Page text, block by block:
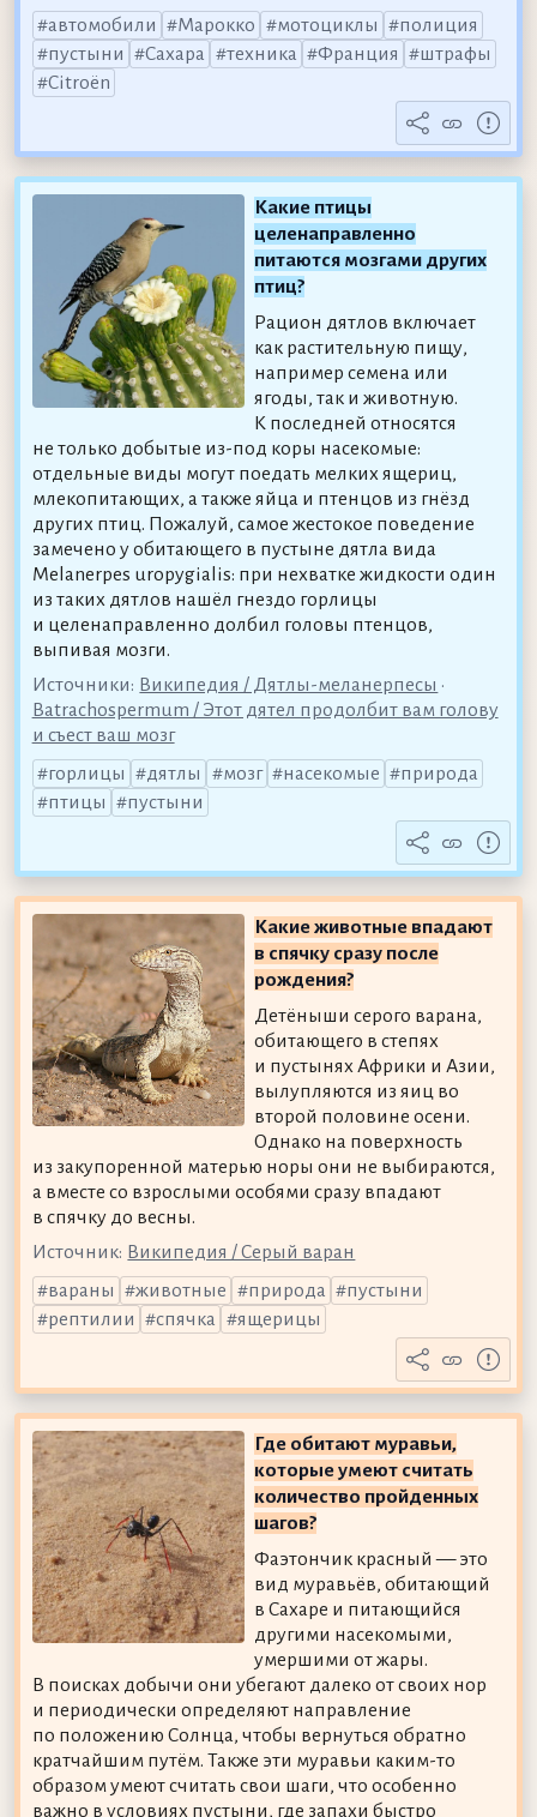
автомобили
Марокко мотоциклы
полиция
пустыни
Сахара техника Франция
штрафы
Citroën
Какие птицы
целенаправленно
питаются мозгами других
птиц?
Рацион дятлов включает
как растительную пищу,
например семена или
ягоды, так и животную.
К последней относятся
не только добытые из-под коры насекомые:
отдельные виды могут поедать мелких ящериц,
млекопитающих, а также яйца и птенцов из гнёзд
других птиц. Пожалуй, самое жестокое поведение
замечено у обитающего в пустыне дятла вида
Melanerpes uropygialis: при нехватке жидкости один
из таких дятлов нашёл гнездо горлицы
и целенаправленно долбил головы птенцов,
выпивая мозги.
Источники: Википедия / Дятлы-меланерпесы •
Batrachospermum / Этот дятел продолбит вам голову
и съест ваш мозг
горлицы
дятлы мозг насекомые
природа
птицы
пустыни
Какие животные впадают
в спячку сразу после
рождения?
Детёныши серого варана,
обитающего в степях
и пустынях Африки и Азии,
вылупляются из яиц во
второй половине осени.
Однако на поверхность
из закупоренной матерью норы они не выбираются,
а вместе со взрослыми особями сразу впадают
в спячку до весны.
Источник: Википедия / Серый варан
вараны
животные природа
пустыни
рептилии
спячка ящерицы
Где обитают муравьи,
которые умеют считать
количество пройденных
шагов?
Фаэтончик красный — это
вид муравьёв, обитающий
в Сахаре и питающийся
другими насекомыми,
умершими от жары.
В поисках добычи они убегают далеко от своих нор
и периодически определяют направление
по положению Солнца, чтобы вернуться обратно
кратчайшим путём. Также эти муравьи каким-то
образом умеют считать свои шаги, что особенно
важно в условиях пустыни, где запахи быстро